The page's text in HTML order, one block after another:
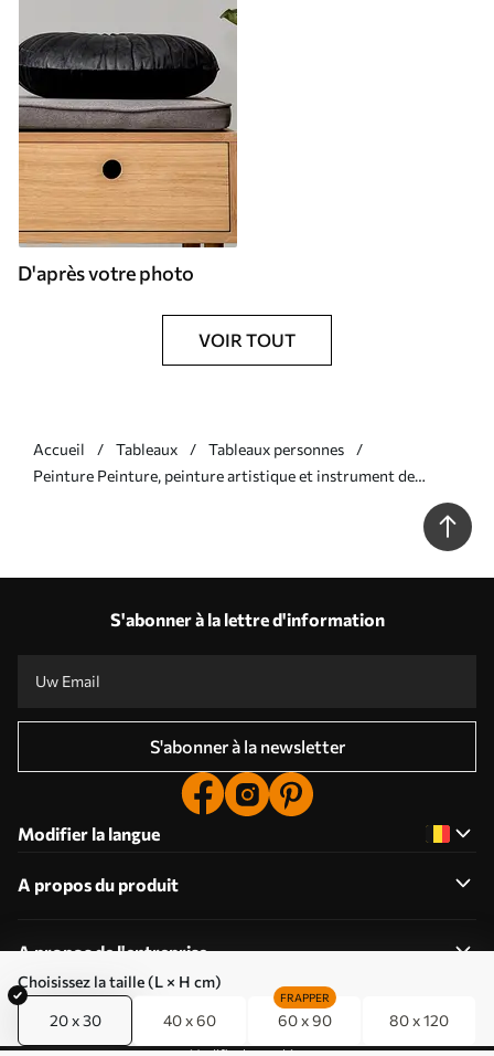
Choisissez la taille (L × H cm)
20 x 30 40 x 60 60 x 90
FRAPPER
80 x 120
D'après votre photo
VOIR TOUT
Accueil Tableaux
Tableaux personnes
Peinture Peinture, peinture artistique et instrument de
S'abonner à la lettre d'information
S'abonner à la newsletter
Modifier la langue
A propos du produit
A propos de l'entreprise